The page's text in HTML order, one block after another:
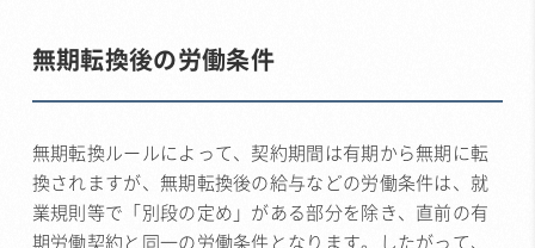
無期転換後の労働条件
無期転換ルールによって、契約期間は有期から無期に転
換されますが、無期転換後の給与などの労働条件は、就
業規則等で「別段の定め」がある部分を除き、直前の有
期労働契約と同一の労働条件となります。したがって、